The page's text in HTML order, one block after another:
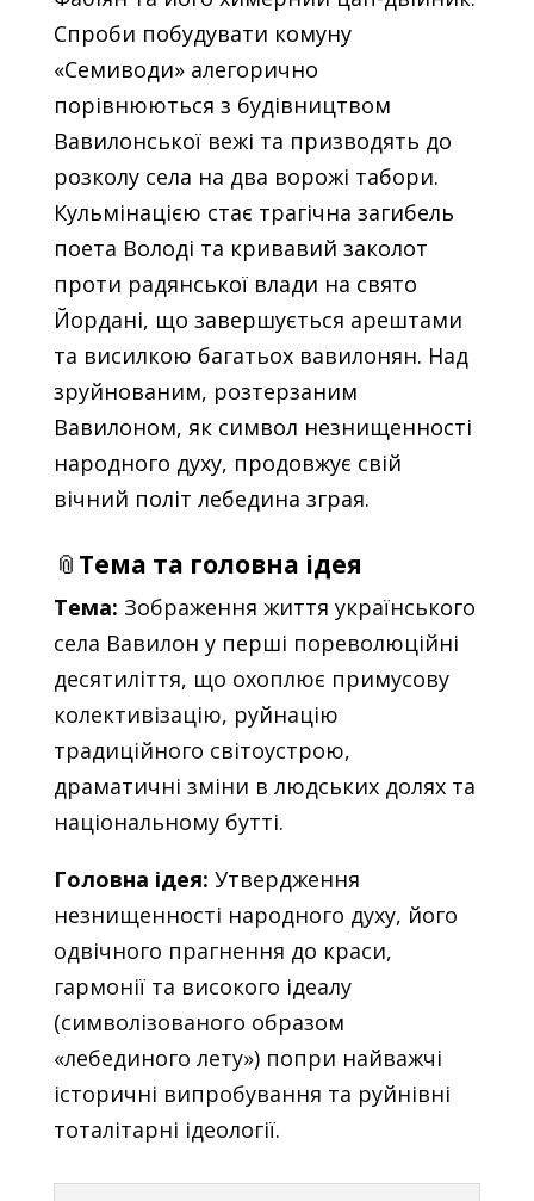
Спроби побудувати комуну
«Семиводи» алегорично
порівнюються з будівництвом
Вавилонської вежі та призводять до
розколу села на два ворожі табори.
Кульмінацією стає трагічна загибель
поета Володі та кривавий заколот
проти радянської влади на свято
Йордані, що завершується арештами
та висилкою багатьох вавилонян. Над
зруйнованим, розтерзаним
Вавилоном, як символ незнищенності
народного духу, продовжує свій
вічний політ лебедина зграя.
📎 Тема та головна ідея
Тема: Зображення життя українського
села Вавилон у перші пореволюційні
десятиліття, що охоплює примусову
колективізацію, руйнацію
традиційного світоустрою,
драматичні зміни в людських долях та
національному бутті.
Головна ідея: Утвердження
незнищенності народного духу, його
одвічного прагнення до краси,
гармонії та високого ідеалу
(символізованого образом
«лебединого лету») попри найважчі
історичні випробування та руйнівні
тоталітарні ідеології.